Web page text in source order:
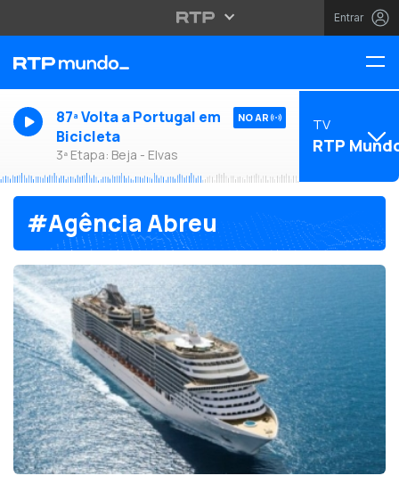
Entrar
87ª Volta a Portugal em
Bicicleta
3ª Etapa: Beja - Elvas
NO AR TV
RTP
#Agência Abreu